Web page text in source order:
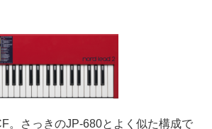
。さっきのJP-680とよく似た構成で